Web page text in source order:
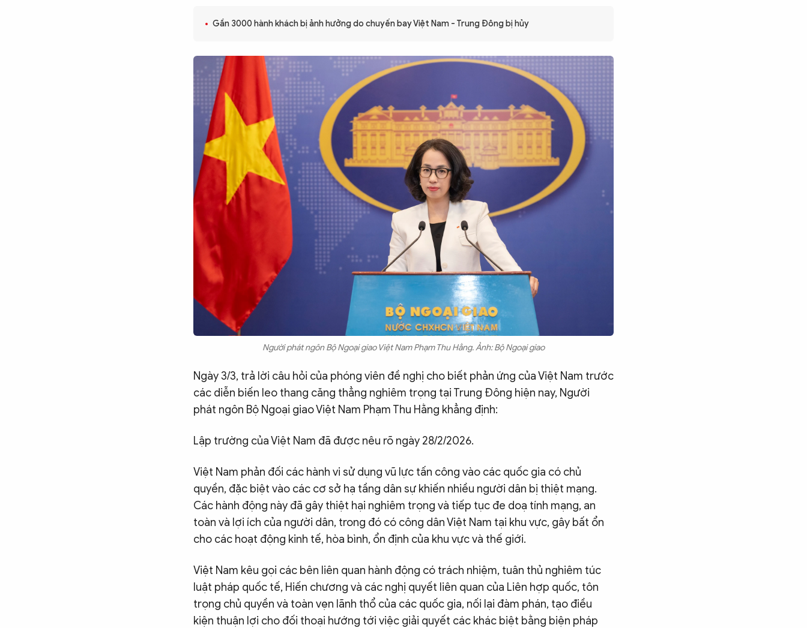
Gần 3000 hành khách bị ảnh hưởng do chuyến bay Việt Nam - Trung Đông bị hủy
Người phát ngôn Bộ Ngoại giao Việt Nam Phạm Thu Hằng. Ảnh: Bộ Ngoại giao
Ngày 3/3, trả lời câu hỏi của phóng viên đề nghị cho biết phản ứng của Việt Nam trước
các diễn biến leo thang căng thẳng nghiêm trọng tại Trung Đông hiện nay, Người
phát ngôn Bộ Ngoại giao Việt Nam Phạm Thu Hằng khẳng định:
Lập trường của Việt Nam đã được nêu rõ ngày 28/2/2026.
Việt Nam phản đối các hành vi sử dụng vũ lực tấn công vào các quốc gia có chủ
quyền, đặc biệt vào các cơ sở hạ tầng dân sự khiến nhiều người dân bị thiệt mạng.
Các hành động này đã gây thiệt hại nghiêm trọng và tiếp tục đe doạ tính mạng, an
toàn và lợi ích của người dân, trong đó có công dân Việt Nam tại khu vực, gây bất ổn
cho các hoạt động kinh tế, hòa bình, ổn định của khu vực và thế giới.
Việt Nam kêu gọi các bên liên quan hành động có trách nhiệm, tuân thủ nghiêm túc
luật pháp quốc tế, Hiến chương và các nghị quyết liên quan của Liên hợp quốc, tôn
trọng chủ quyền và toàn vẹn lãnh thổ của các quốc gia, nối lại đàm phán, tạo điều
kiện thuận lợi cho đối thoại hướng tới việc giải quyết các khác biệt bằng biện pháp